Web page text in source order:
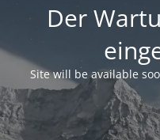
Der
Site will be available